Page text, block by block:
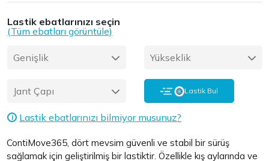
Lastik ebatlarınızı seçin
(Tüm ebatları görüntüle)
Genişlik Yükseklik
Jant Çapı Lastik Bul
i Lastik ebatlarınızı bilmiyor musunuz?
ContiMove365, dört mevsim güvenli ve stabil bir sürüş
sağlamak için geliştirilmiş bir lastiktir. Özellikle kış aylarında ve